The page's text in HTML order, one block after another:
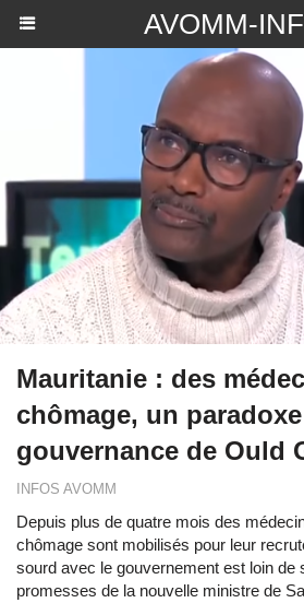
AVOMM-
Mauritanie : des
chômage, un
gouvernance de Ould
INFOS AVOMM
Depuis plus de quatre mois des
chômage sont mobilisés pour leur
sourd avec le gouvernement est loin de
promesses de la nouvelle ministre de